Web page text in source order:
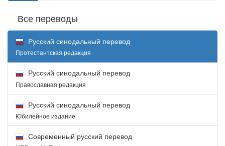
Все переводы
Русский синодальный перевод
Протестантская редакция
Русский синодальный перевод
Православная редакция
Русский синодальный перевод
Юбилейное издание
Современный русский перевод